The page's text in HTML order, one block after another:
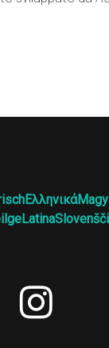
Ελληνικά
Latina